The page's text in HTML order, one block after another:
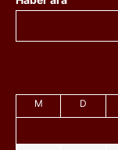
M D